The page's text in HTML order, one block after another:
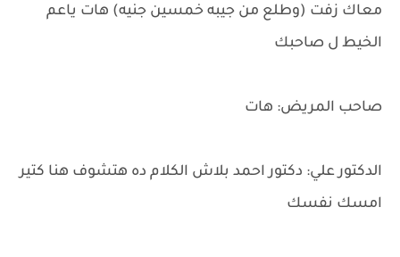
معاك زفت (وطلع من جيبه خمسين جنيه) هات ياعم
الخيط ل صاحبك
صاحب المريض: هات
الدكتور علي: دكتور احمد بلاش الكلام ده هتشوف هنا كتير
امسك نفسك